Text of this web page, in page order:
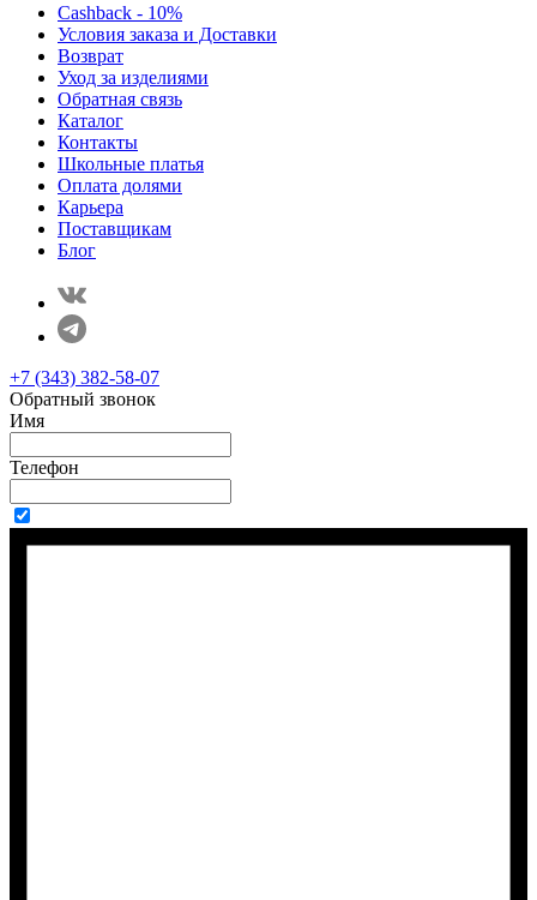
Cashback - 10%
Условия заказа и Доставки
Возврат
Уход за изделиями
Обратная связь
Каталог
Контакты
Школьные платья
Оплата долями
Карьера
Поставщикам
Блог
+7 (343) 382-58-07
Обратный звонок
Имя
Телефон